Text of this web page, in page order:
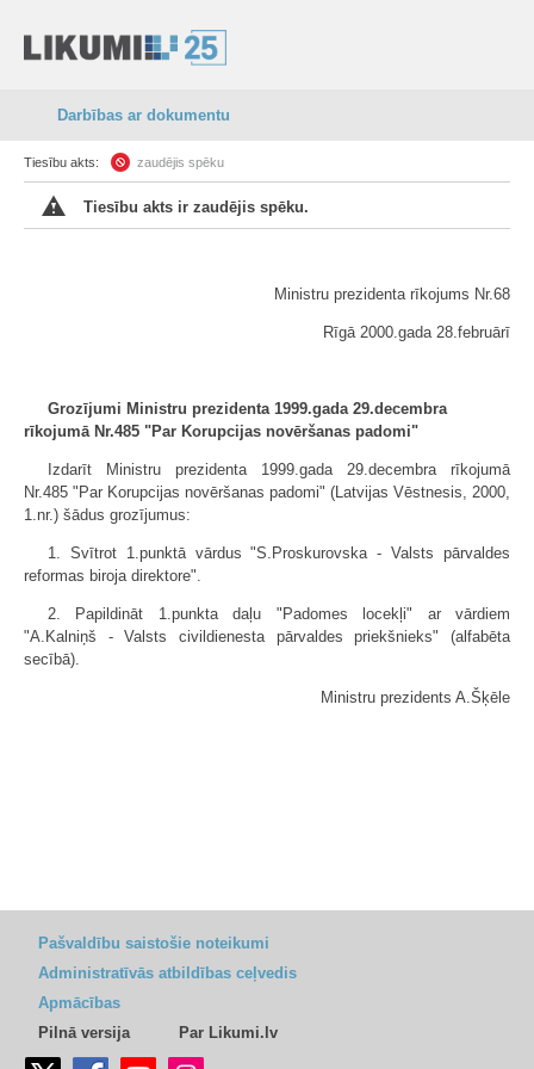
Darbības ar dokumentu
Tiesību akts: zaudējis spēku
Tiesību akts ir zaudējis spēku.
Ministru prezidenta rīkojums Nr.68
Rīgā 2000.gada 28.februārī
Grozījumi Ministru prezidenta 1999.gada 29.decembra
rīkojumā Nr.485 "Par Korupcijas novēršanas padomi"
Izdarīt Ministru prezidenta 1999.gada 29.decembra rīkojumā
Nr.485 "Par Korupcijas novēršanas padomi" (Latvijas Vēstnesis, 2000,
1.nr.) šādus grozījumus:
1. Svītrot 1.punktā vārdus "S.Proskurovska - Valsts pārvaldes
reformas biroja direktore".
2. Papildināt 1.punkta daļu "Padomes locekļi" ar vārdiem
"A.Kalniņš - Valsts civildienesta pārvaldes priekšnieks" (alfabēta
secībā).
Ministru prezidents A.Šķēle
Pašvaldību saistošie noteikumi
Administratīvās atbildības ceļvedis
Apmācības
Pilnā versija
Par Likumi.lv